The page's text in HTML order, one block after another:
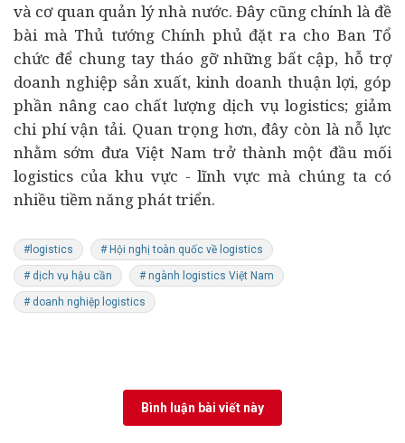
và cơ quan quản lý nhà nước. Đây cũng chính là đề
bài mà Thủ tướng Chính phủ đặt ra cho Ban Tổ
chức để chung tay tháo gỡ những bất cập, hỗ trợ
doanh nghiệp sản xuất, kinh doanh thuận lợi, góp
phần nâng cao chất lượng dịch vụ logistics; giảm
chi phí vận tải. Quan trọng hơn, đây còn là nỗ lực
nhằm sớm đưa Việt Nam trở thành một đầu mối
logistics của khu vực - lĩnh vực mà chúng ta có
nhiều tiềm năng phát triển.
#logistics # Hội nghị toàn quốc về logistics
# dịch vụ hậu cần # ngành logistics Việt Nam
# doanh nghiệp logistics
Bình luận bài viết này